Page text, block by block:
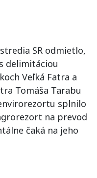
SR odmietlo,
delimitáciou
Veľká Fatra a
Tomáša Tarabu
splnilo
na prevod
čaká na jeho